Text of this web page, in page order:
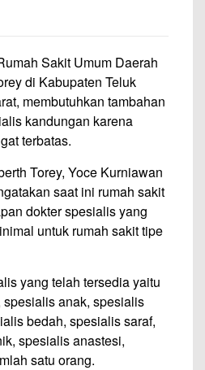
Sakit Umum Daerah
di Kabupaten Teluk
membutuhkan tambahan
kandungan karena
terbatas.
Torey, Yoce Kurniawan
saat ini rumah sakit
dokter spesialis yang
untuk rumah sakit tipe
yang telah tersedia yaitu
anak, spesialis
bedah, spesialis saraf,
spesialis anastesi,
satu orang.